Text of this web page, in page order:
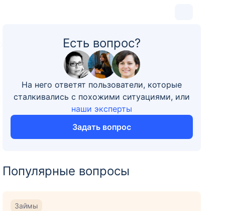
Есть вопрос?
На него ответят пользователи, которые
сталкивались с похожими ситуациями, или
наши эксперты
Задать вопрос
Популярные вопросы
Займы